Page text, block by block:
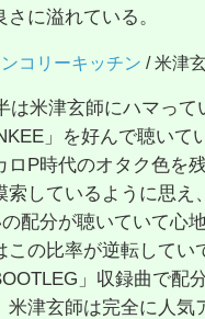
に溢れている。
ンコリーキッチン / 米津
は米津玄師にハマって
」を好んで聴いて
ロP時代のオタク色を
索しているように思え
配分が聴いていて心
この比率が逆転してい
」収録曲で配
米津玄師は完全に人気